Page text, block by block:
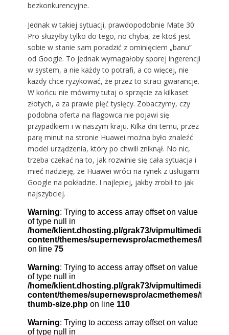
bezkonkurencyjne.
Jednak w takiej sytuacji, prawdopodobnie Mate 30
Pro służyłby tylko do tego, no chyba, że ktoś jest
sobie w stanie sam poradzić z ominięciem „banu”
od Google. To jednak wymagałoby sporej ingerencji
w system, a nie każdy to potrafi, a co więcej, nie
każdy chce ryzykować, że przez to straci gwarancje.
W końcu nie mówimy tutaj o sprzęcie za kilkaset
złotych, a za prawie pięć tysięcy. Zobaczymy, czy
podobna oferta na flagowca nie pojawi się
przypadkiem i w naszym kraju. Kilka dni temu, przez
parę minut na stronie Huawei można było znaleźć
model urządzenia, który po chwili zniknął. No nic,
trzeba czekać na to, jak rozwinie się cała sytuacja i
mieć nadzieję, że Huawei wróci na rynek z usługami
Google na pokładzie. I najlepiej, jakby zrobił to jak
najszybciej.